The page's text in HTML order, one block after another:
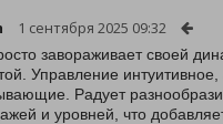
1 сентября 2025 09:32
завораживает своей
Управление
Радует
и уровней, что